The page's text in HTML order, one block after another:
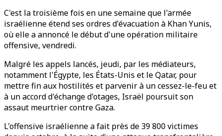
C'est la troisième fois en une semaine que l'armée
israélienne étend ses ordres d'évacuation à Khan Yunis,
où elle a annoncé le début d'une opération militaire
offensive, vendredi.
Malgré les appels lancés, jeudi, par les médiateurs,
notamment l'Égypte, les États-Unis et le Qatar, pour
mettre fin aux hostilités et parvenir à un cessez-le-feu et
à un accord d'échange d'otages, Israël poursuit son
assaut meurtrier contre Gaza.
L'offensive israélienne a fait près de 39 800 victimes